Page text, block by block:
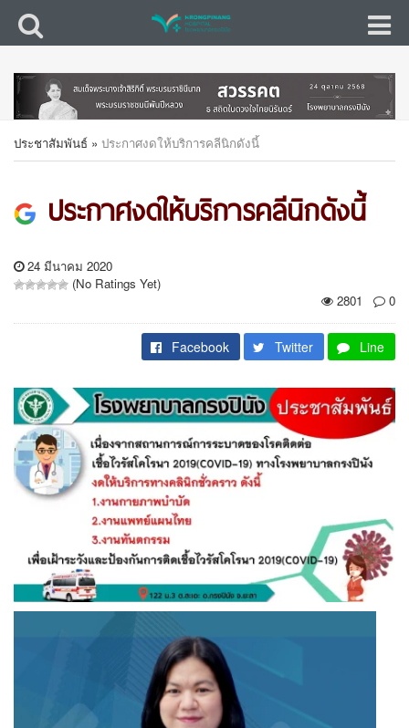
ประชาสัมพันธ์ » ประกาศงดให้บริการคลีนิกดังนี้
ประกาศงดให้บริการคลีนิกดังนี้
24 มีนาคม 2020
(No Ratings Yet)
2801
0
Facebook Twitter Line